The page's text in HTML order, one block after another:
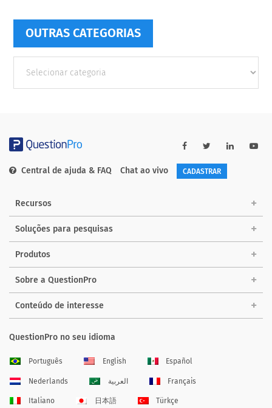
OUTRAS CATEGORIAS
Categorias
Central de ajuda & FAQ Chat ao vivo CADASTRAR
Recursos
Soluções para pesquisas
Produtos
Sobre a QuestionPro
Conteúdo de interesse
QuestionPro no seu idioma
Português English Español
Nederlands العربية Français
Italiano 日本語 Türkçe